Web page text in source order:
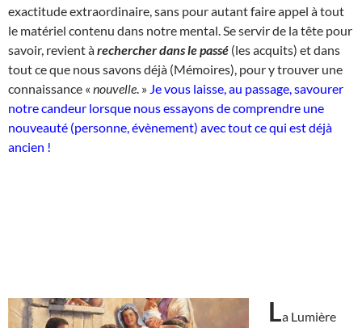
exactitude extraordinaire, sans pour autant faire appel à tout
le matériel contenu dans notre mental. Se servir de la tête pour
savoir, revient àrechercher dans le passé (les acquits) et dans
tout ce que nous savons déjà (Mémoires), pour y trouver une
connaissance « nouvelle . » Je vous laisse, au passage, savourer
notre candeur lorsque nous essayons de comprendre une
nouveauté (personne, évènement) avec tout ce qui est déjà
ancien !
La Lumière